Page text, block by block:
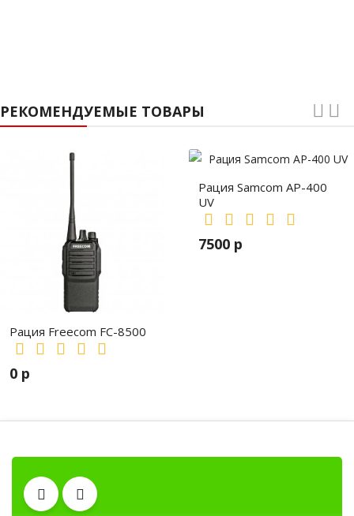
РЕКОМЕНДУЕМЫЕ ТОВАРЫ
Рация Freecom FC-8500
0 р
Рация Samcom AP-400
UV
7500 р
Рации, радиостанции, рации для охоты и рыбалки,